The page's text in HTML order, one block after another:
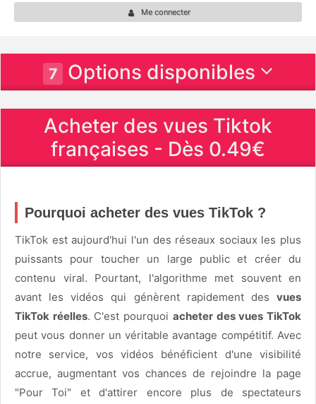
Me connecter
7 Options disponibles
Acheter des vues Tiktok
françaises - Dès 0.49€
Pourquoi acheter des vues TikTok ?
TikTok est aujourd'hui l'un des réseaux sociaux les plus
puissants pour toucher un large public et créer du
contenu viral. Pourtant, l'algorithme met souvent en
avant les vidéos qui génèrent rapidement des vues
TikTok réelles. C'est pourquoi acheter des vues TikTok
peut vous donner un véritable avantage compétitif. Avec
notre service, vos vidéos bénéficient d'une visibilité
accrue, augmentant vos chances de rejoindre la page
"Pour Toi" et d'attirer encore plus de spectateurs